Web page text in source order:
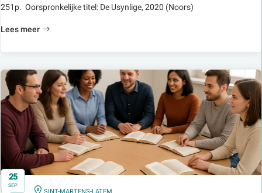
251p. Oorspronkelijke titel: De Usynlige, 2020 (Noors)
Lees meer
25
SEP
IN
SINT-MARTENS-LATEM